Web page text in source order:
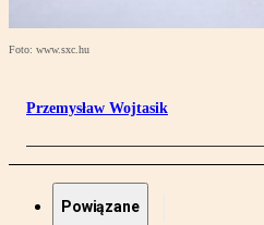
Foto: www.sxc.hu
Przemysław Wojtasik
Powiązane